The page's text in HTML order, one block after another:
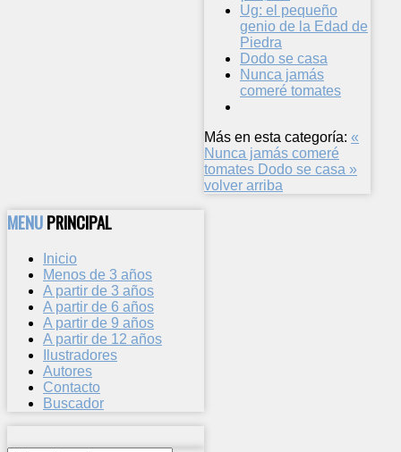
Ug: el pequeño
genio de la Edad de
Piedra
Dodo se casa
Nunca jamás
comeré tomates
Más en esta categoría: «
Nunca jamás comeré
tomates Dodo se casa »
volver arriba
MENUPRINCIPAL
Inicio
Menos de 3 años
A partir de 3 años
A partir de 6 años
A partir de 9 años
A partir de 12 años
Ilustradores
Autores
Contacto
Buscador